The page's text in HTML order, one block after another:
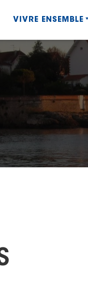
VIVRE ENSEMBLE